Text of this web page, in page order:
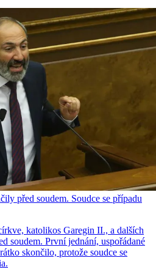
před soudem. Soudce se případu
katolikos Garegin II., a dalších
soudem. První jednání, uspořádané
skončilo, protože soudce se